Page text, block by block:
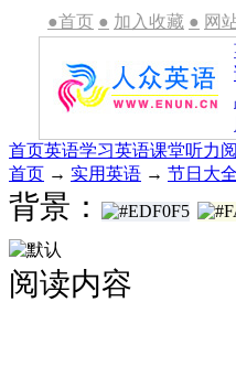
●首页 ● 加入收藏 ● 网
首页英语学习英语课堂听力
首页 → 实用英语 → 节日大全
背景：
阅读内容